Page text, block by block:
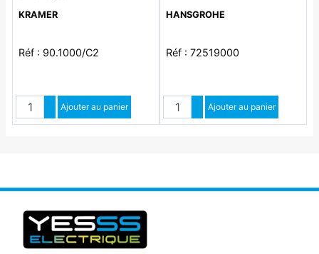
KRAMER
Réf : 90.1000/C2
QuantitéAugmenter quantité
Diminuer quantité
Ajouter au panier
HANSGROHE
Réf : 72519000
QuantitéAugmenter quantité
Diminuer quantité
Ajouter au panier